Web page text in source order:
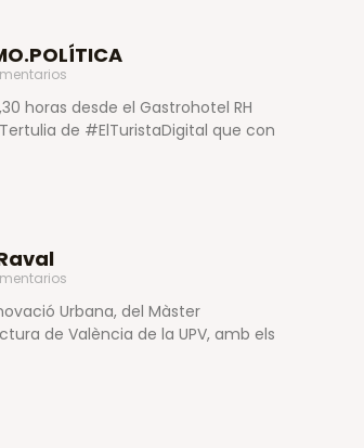
horas desde el Gastrohotel RH
de #ElTuristaDigital que con
Urbana, del Màster
de València de la UPV, amb els